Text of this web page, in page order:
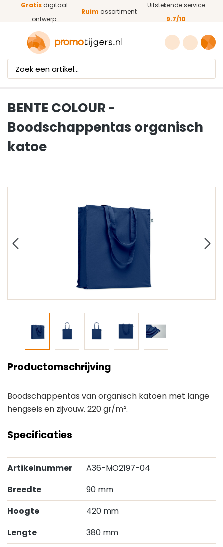
Ga naar de hoofdinhoud
Gratisdigitaal
ontwerp
Ruim assortiment
Uitstekende service
9.7/10
BENTE COLOUR -
Boodschappentas organisch
katoe
Productomschrijving
Boodschappentas van organisch katoen met lange
hengsels en zijvouw. 220 gr/m².
Specificaties
Artikelnummer
A36-MO2197-04
Breedte
90 mm
Hoogte
420 mm
Lengte
380 mm